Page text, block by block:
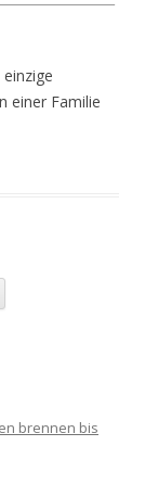
einer Familie
brennen bis